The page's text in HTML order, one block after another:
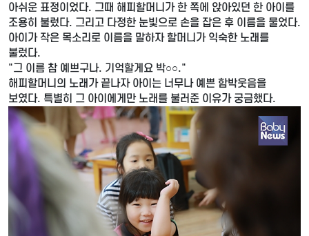
아쉬운 표정이었다. 그때 해피할머니가 한 쪽에 앉아있던 한 아이를
조용히 불렀다. 그리고 다정한 눈빛으로 손을 잡은 후 이름을 물었다.
아이가 작은 목소리로 이름을 말하자 할머니가 익숙한 노래를
불렀다.
"그 이름 참 예쁘구나. 기억할게요 박○○."
해피할머니의 노래가 끝나자 아이는 너무나 예쁜 함박웃음을
보였다. 특별히 그 아이에게만 노래를 불러준 이유가 궁금했다.